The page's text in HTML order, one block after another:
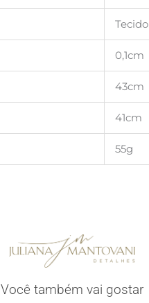
Tecido
0,1cm
43cm
41cm
55g
Você também vai gostar